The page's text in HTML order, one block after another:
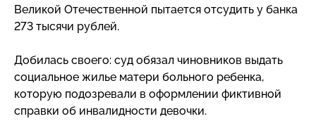
Великой Отечественной пытается отсудить у банка
273 тысячи рублей.
Добилась своего: суд обязал чиновников выдать
социальное жилье матери больного ребенка,
которую подозревали в оформлении фиктивной
справки об инвалидности девочки.